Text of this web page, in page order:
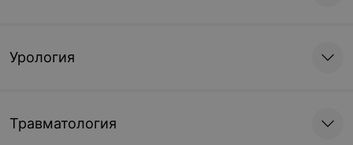
Урология
Травматология